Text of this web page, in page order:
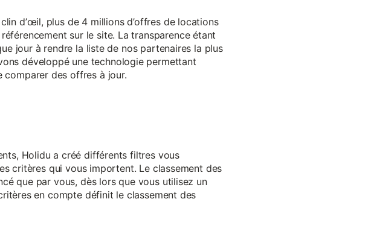
d’œil, plus de 4 millions d’offres de locations
sur le site. La transparence étant
jour à rendre la liste de nos partenaires la plus
développé une technologie permettant
comparer des offres à jour.
Holidu a créé différents filtres vous
critères qui vous importent. Le classement des
que par vous, dès lors que vous utilisez un
en compte définit le classement des